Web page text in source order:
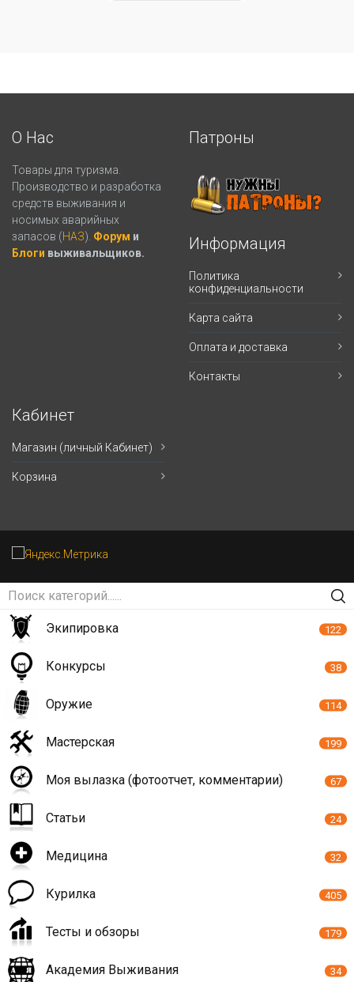
О Нас
Товары для туризма.
Производство и разработка
средств выживания и
носимых аварийных
запасов (НАЗ). Форум и
Блоги выживальщиков.
Патроны
Информация
Политика
конфиденциальности
Карта сайта
Оплата и доставка
Контакты
Кабинет
Магазин (личный Кабинет)
Корзина
Экипировка 122
Конкурсы 38
Оружие 114
Мастерская 199
Моя вылазка (фотоотчет, комментарии) 67
Статьи 24
Медицина 32
Курилка 405
Тесты и обзоры 179
Академия Выживания 34